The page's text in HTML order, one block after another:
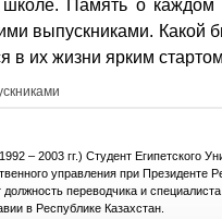
Память о каждом
выпускниками. Какой
в их жизни ярким
– 2003 гг.) Студент Египетского
управления при Президенте
переводчика и
в Республике Казахстан.